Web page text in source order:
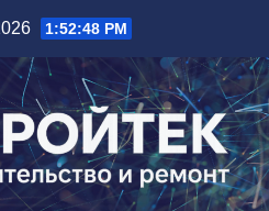
1:52:49 PM